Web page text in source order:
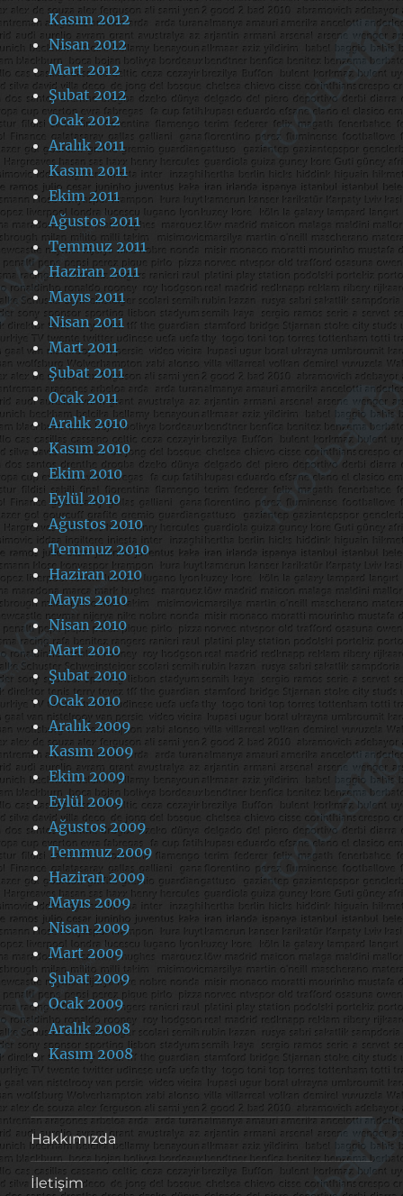
Kasım 2012
Nisan 2012
Mart 2012
Şubat 2012
Ocak 2012
Aralık 2011
Kasım 2011
Ekim 2011
Ağustos 2011
Temmuz 2011
Haziran 2011
Mayıs 2011
Nisan 2011
Mart 2011
Şubat 2011
Ocak 2011
Aralık 2010
Kasım 2010
Ekim 2010
Eylül 2010
Ağustos 2010
Temmuz 2010
Haziran 2010
Mayıs 2010
Nisan 2010
Mart 2010
Şubat 2010
Ocak 2010
Aralık 2009
Kasım 2009
Ekim 2009
Eylül 2009
Ağustos 2009
Temmuz 2009
Haziran 2009
Mayıs 2009
Nisan 2009
Mart 2009
Şubat 2009
Ocak 2009
Aralık 2008
Kasım 2008
Hakkımızda
İletişim